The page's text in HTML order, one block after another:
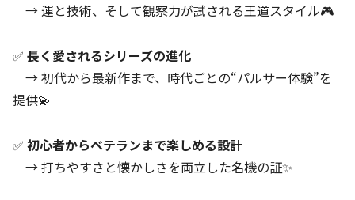
→ 運と技術、そして観察力が試される王道スタイル🎮
✅ 長く愛されるシリーズの進化
→ 初代から最新作まで、時代ごとの“パルサー体験”を
提供💫
✅ 初心者からベテランまで楽しめる設計
→ 打ちやすさと懐かしさを両立した名機の証✨